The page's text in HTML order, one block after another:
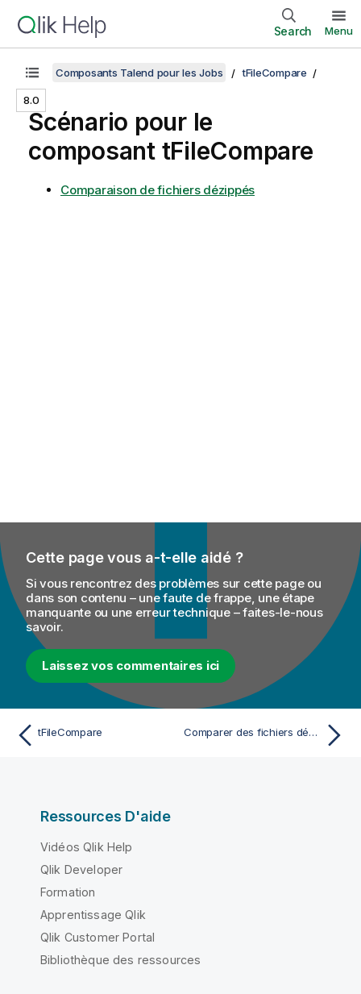
Search Menu
8.0
Composants Talend pour les Jobs tFileCompare
Scénario pour le
composant tFileCompare
Comparaison de fichiers dézippés
Cette page vous a-t-elle aidé ?
Si vous rencontrez des problèmes sur cette page ou
dans son contenu – une faute de frappe, une étape
manquante ou une erreur technique – faites-le-nous
savoir.
Laissez vos commentaires ici
tFileCompare Comparer des fichiers dézippés
Ressources D'aide
Vidéos Qlik Help
Qlik Developer
Formation
Apprentissage Qlik
Qlik Customer Portal
Bibliothèque des ressources